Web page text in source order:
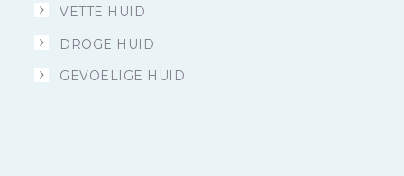
VETTE HUID
DROGE HUID
GEVOELIGE HUID